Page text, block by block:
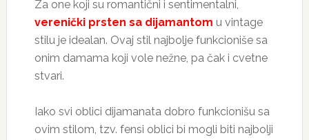
Za one koji su romantični i sentimentalni,
verenički prsten sa dijamantom u vintage
stilu je idealan. Ovaj stil najbolje funkcioniše sa
onim damama koji vole nežne, pa čak i cvetne
stvari.
Iako svi oblici dijamanata dobro funkcionišu sa
ovim stilom, tzv. fensi oblici bi mogli biti najbolji